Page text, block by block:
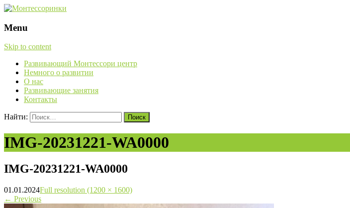
Menu
Skip to content
Развивающий Монтессори центр
Немного о развитии
О нас
Развивающие занятия
Контакты
Найти:
IMG-20231221-WA0000
IMG-20231221-WA0000
01.01.2024Full resolution (1200 × 1600)
← Previous